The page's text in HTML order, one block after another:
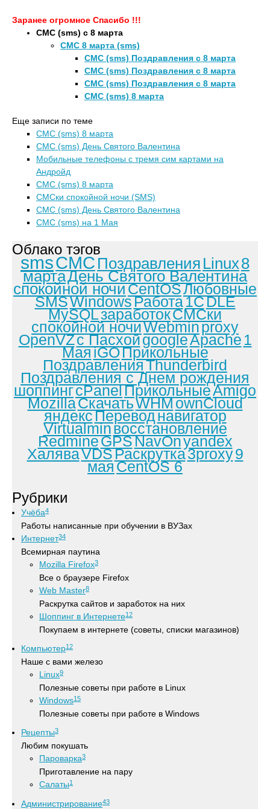
Заранее огромное Спасибо !!!
СМС (sms) с 8 марта
СМС 8 марта (sms)
СМС (sms) Поздравления с 8 марта
СМС (sms) Поздравления с 8 марта
СМС (sms) Поздравления с 8 марта
СМС (sms) 8 марта
Еще записи по теме
СМС (sms) 8 марта
СМС (sms) День Святого Валентина
Мобильные телефоны с тремя сим картами на
Андройд
СМС (sms) 8 марта
СМСки спокойной ночи (SMS)
СМС (sms) День Святого Валентина
СМС (sms) на 1 Мая
Облако тэгов
smsСМС Поздравления Linux8
мартаДень Святого Валентина
спокойной ночиCentOSЛюбовные
SMSWindowsРабота1СDLE
MySQLзаработокСМСки
спокойной ночиWebminproxy
OpenVZс ПасхойgoogleApache 1
МаяiGOПрикольные
ПоздравленияThunderbird
Поздравления с Днем рождения
шоппингcPanelПрикольныеAmigo
MozillaСкачатьWHMownCloud
яндексПереводнавигатор
Virtualminвосстановление
RedmineGPSNavOnyandex
ХаляваVDSРаскрутка3proxy9
маяCentOS 6
Рубрики
Учёба4
Работы написанные при обучении в ВУЗах
Интернет34
Всемирная паутина
Mozilla Firefox3
Все о браузере Firefox
Web Master8
Раскрутка сайтов и заработок на них
Шоппинг в Интернете12
Покупаем в интернете (советы, списки магазинов)
Компьютер12
Наше с вами железо
Linux9
Полезные советы при работе в Linux
Windows15
Полезные советы при работе в Windows
Рецепты3
Любим покушать
Пароварка3
Приготавление на пару
Салаты1
Администрирование43